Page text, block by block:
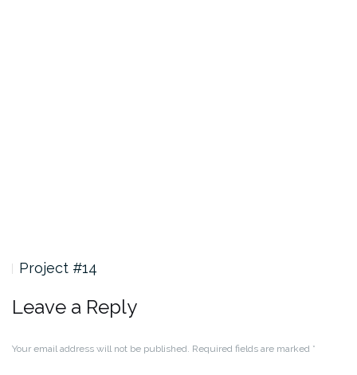
Project #14
Leave a Reply
Your email address will not be published. Required fields are marked *